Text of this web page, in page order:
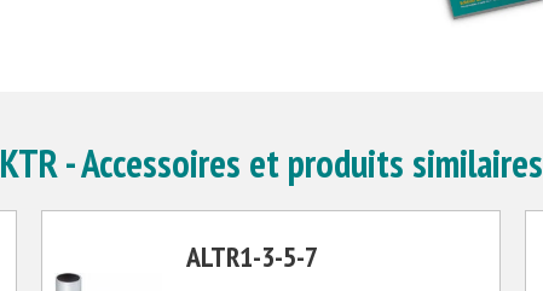
KTR - Accessoires et produits similaires
ALTR1-3-5-7